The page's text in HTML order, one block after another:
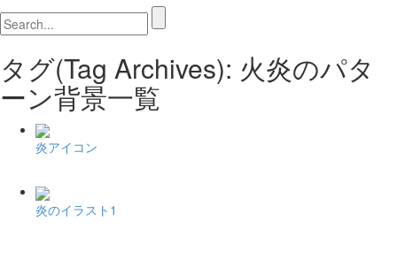
タグ(Tag Archives): 火炎のパタ
ーン背景一覧
炎アイコン
炎のイラスト1